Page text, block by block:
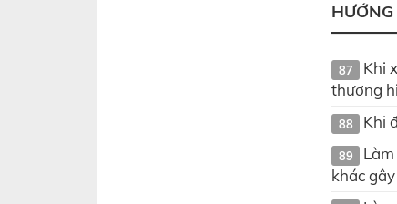
87
Khi
thương
88 Khi
89
khác